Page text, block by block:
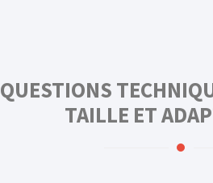
QUESTIONS
TAILLE ET